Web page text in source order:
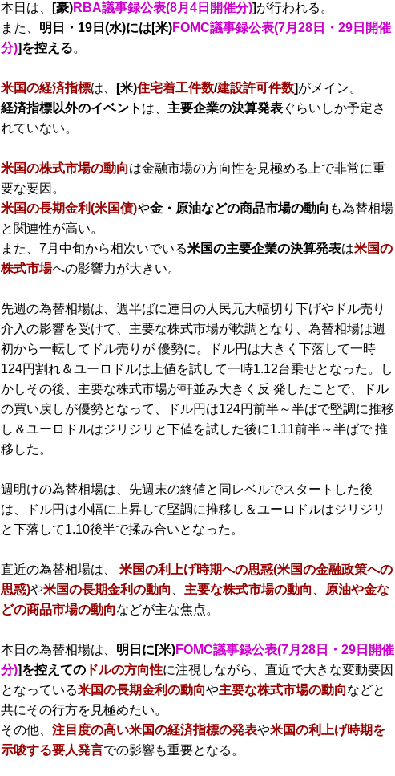
本日は、 [豪)RBA議事録公表(8月4日開催分)]が行われる。
また、 明日・19日(水)には[米)FOMC議事録公表(7月28日・29日開催
分)]を控える。
米国の経済指標は、 [米)住宅着工件数/建設許可件数]がメイン。
経済指標以外のイベント は、 主要企業の決算発表ぐらいしか予定さ
れていない。
米国の株式市場の動向は金融市場の方向性を見極める上で非常に重
要な要因。
米国の長期金利(米国債)や金・原油などの商品市場の動向 も為替相場
と関連性が高い。
また、7月中旬から相次いでいる米国の主要企業の決算発表は米国の
株式市場への影響力が大きい。
先週の為替相場は、週半ばに連日の人民元大幅切り下げやドル売り
介入の影響を受けて、主要な株式市場が軟調となり、為替相場は週
初から一転してドル売りが 優勢に。ドル円は大きく下落して一時
124円割れ＆ユーロドルは上値を試して一時1.12台乗せとなった。し
かしその後、主要な株式市場が軒並み大きく反 発したことで、ドル
の買い戻しが優勢となって、ドル円は124円前半～半ばで堅調に推移
し＆ユーロドルはジリジリと下値を試した後に1.11前半～半ばで 推
移した。
週明けの為替相場は、先週末の終値と同レベルでスタートした後
は、ドル円は小幅に上昇して堅調に推移し＆ユーロドルはジリジリ
と下落して1.10後半で揉み合いとなった。
直近の為替相場は、 米国の利上げ時期への思惑(米国の金融政策への
思惑)や米国の長期金利の動向 主要な株式市場の動向
原油や金な
どの商品市場の動向などが主な焦点。
本日の為替相場は、 明日に[米)FOMC議事録公表(7月28日・29日開催
分)]を控えての ドルの方向性に注視しながら、直近で大きな変動要因
となっている米国の長期金利の動向や主要な株式市場の動向などと
共にその行方を見極めたい。
その他、 注目度の高い米国の経済指標の発表や米国の利上げ時期を
示唆する要人発言での影響も重要となる。